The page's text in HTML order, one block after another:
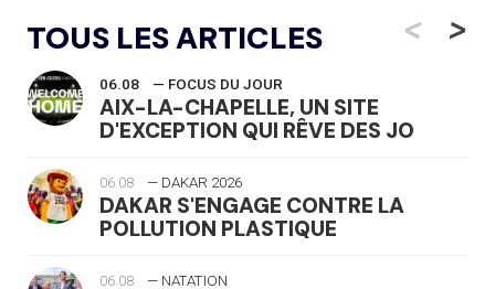
TOUS LES ARTICLES <
06.08 — FOCUS DU JOUR
AIX-LA-CHAPELLE, UN SITE
D'EXCEPTION QUI RÊVE DES JO
06.08 — DAKAR 2026
DAKAR S'ENGAGE CONTRE LA
POLLUTION PLASTIQUE
06.08 — NATATION
>